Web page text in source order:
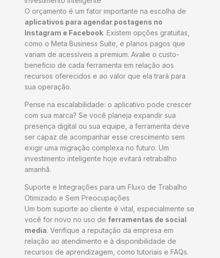
O orçamento é um fator importante na escolha de
aplicativos para agendar postagens no
Instagram e Facebook. Existem opções gratuitas,
como o Meta Business Suite, e planos pagos que
variam de acessíveis a premium. Avalie o custo-
benefício de cada ferramenta em relação aos
recursos oferecidos e ao valor que ela trará para
sua operação.
Pense na escalabilidade: o aplicativo pode crescer
com sua marca? Se você planeja expandir sua
presença digital ou sua equipe, a ferramenta deve
ser capaz de acompanhar esse crescimento sem
exigir uma migração complexa no futuro. Um
investimento inteligente hoje evitará retrabalho
amanhã.
Suporte e Integrações para um Fluxo de Trabalho
Otimizado e Sem Preocupações
Um bom suporte ao cliente é vital, especialmente se
você for novo no uso de ferramentas de social
media. Verifique a reputação da empresa em
relação ao atendimento e à disponibilidade de
recursos de aprendizagem, como tutoriais e FAQs.